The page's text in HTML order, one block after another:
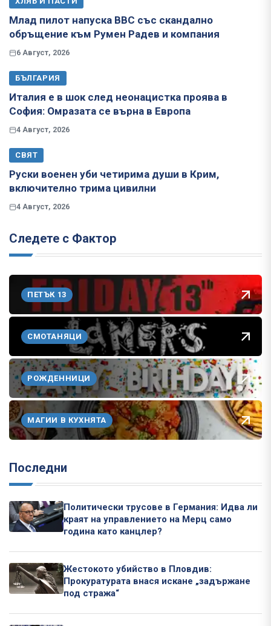
Млад пилот напуска ВВС със скандално
обръщение към Румен Радев и компания
6 Август, 2026
БЪЛГАРИЯ
Италия е в шок след неонацистка проява в
София: Омразата се върна в Европа
4 Август, 2026
СВЯТ
Руски военен уби четирима души в Крим,
включително трима цивилни
4 Август, 2026
Следете с Фактор
ПЕТЪК 13
СМОТАНЯЦИ
РОЖДЕННИЦИ
МАГИИ В КУХНЯТА
Последни
Политически трусове в Германия: Идва ли
краят на управлението на Мерц само
година като канцлер?
Жестокото убийство в Пловдив:
Прокуратурата внася искане „задържане
под стража“